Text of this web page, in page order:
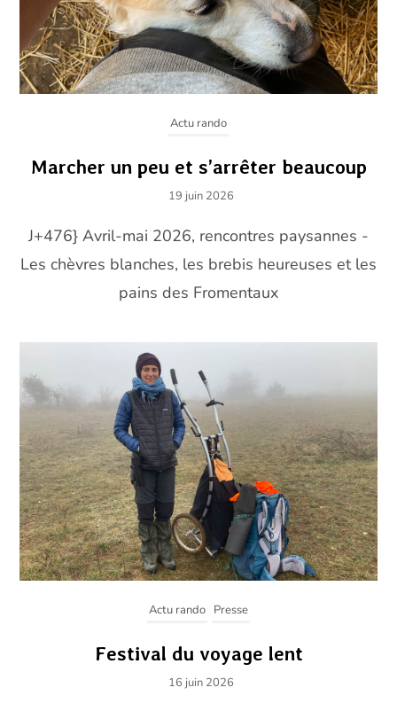
Actu rando
Marcher un peu et s’arrêter beaucoup
19 juin 2026
J+476} Avril-mai 2026, rencontres paysannes -
Les chèvres blanches, les brebis heureuses et les
pains des Fromentaux
Actu rando Presse
Festival du voyage lent
16 juin 2026